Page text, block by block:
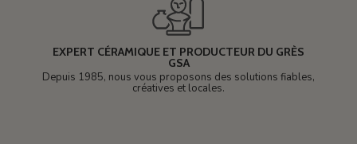
EXPERT CÉRAMIQUE ET PRODUCTEUR DU GRÈS
GSA
Depuis 1985, nous vous proposons des solutions fiables,
créatives et locales.